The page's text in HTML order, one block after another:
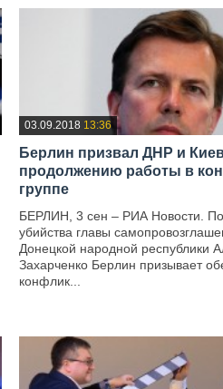
03.09.2018 13:36
Берлин призвал ДНР и
продолжению работы в
группе
БЕРЛИН, 3 сен – РИА Новости.
убийства главы
Донецкой народной республики
Захарченко Берлин призывает
конфлик...